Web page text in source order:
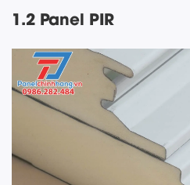
1.2 Panel PIR